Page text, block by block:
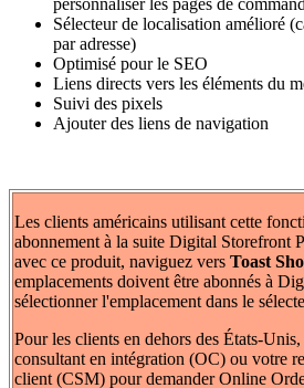
personnaliser les pages de
Sélecteur de localisation amélioré
par adresse)
Optimisé pour le SEO
Liens directs vers les éléments du
Suivi des pixels
Ajouter des liens de navigation
Les clients américains utilisant cette
abonnement à la suite Digital Storefront
avec ce produit, naviguez vers Toast
emplacements doivent être abonnés à
sélectionner l'emplacement dans le
Pour les clients en dehors des États-
consultant en intégration (OC) ou votre
client (CSM) pour demander Online